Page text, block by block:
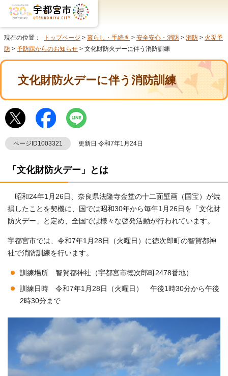
現在の位置： トップページ > 暮らし・手続き > 安全安心・消防 > 消防 > 火災予
防 > 予防課からのお知らせ > 文化財防火デーに伴う消防訓練
文化財防火デーに伴う消防訓練
ページID1003321 更新日 令和7年1月24日
「文化財防火デー」とは
昭和24年1月26日、奈良県法隆寺金堂の十二面壁画（国宝）が焼
損したことを契機に、国では昭和30年から毎年1月26日を「文化財
防火デー」と定め、全国では様々な啓発活動が行われています。
宇都宮市では、令和7年1月28日（火曜日）に徳次郎町の智賀都神
社で消防訓練を行います。
訓練場所 智賀都神社（宇都宮市徳次郎町2478番地）
訓練日時 令和7年1月28日（火曜日） 午後1時30分から午後
2時30分まで